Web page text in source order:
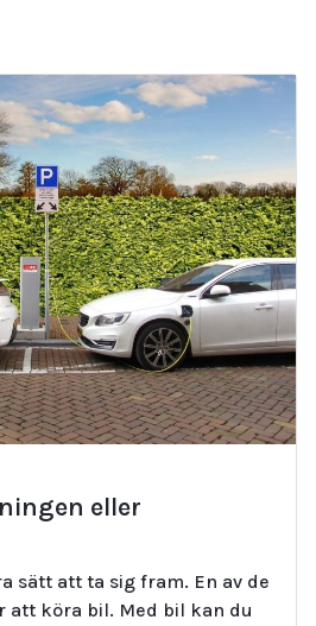
eller
sätt att ta sig fram. En av de
att köra bil. Med bil kan du